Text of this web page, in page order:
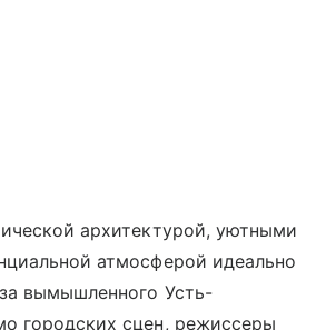
архитектурой, уютными
атмосферой идеально
вымышленного Усть-
городских сцен, режиссеры